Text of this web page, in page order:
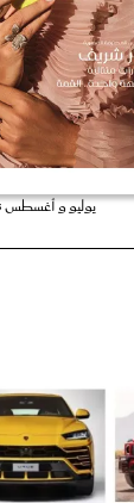
يوليو و أغسطس 2026